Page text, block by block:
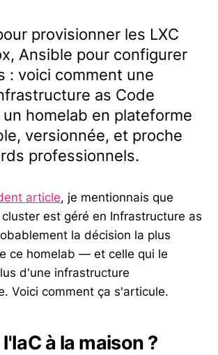
provisionner les LXC
Ansible pour configurer
: voici comment une
as Code
homelab en plateforme
versionnée, et proche
professionnels.
article, je mentionnais que
est géré en Infrastructure as
la décision la plus
ce homelab — et celle qui le
d'une infrastructure
Voici comment ça s'articule.
à la maison ?